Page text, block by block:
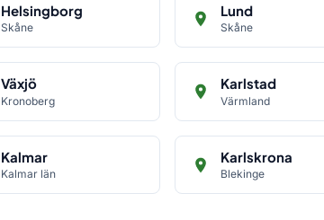
Helsingborg
Skåne
Lund
Skåne
Växjö
Kronoberg
Karlstad
Värmland
Kalmar
Kalmar län
Karlskrona
Blekinge